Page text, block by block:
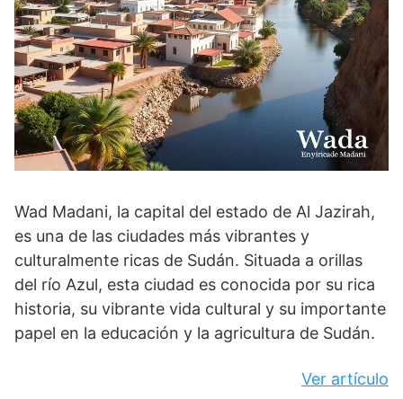
Wad Madani, la capital del estado de Al Jazirah,
es una de las ciudades más vibrantes y
culturalmente ricas de Sudán. Situada a orillas
del río Azul, esta ciudad es conocida por su rica
historia, su vibrante vida cultural y su importante
papel en la educación y la agricultura de Sudán.
Ver artículo